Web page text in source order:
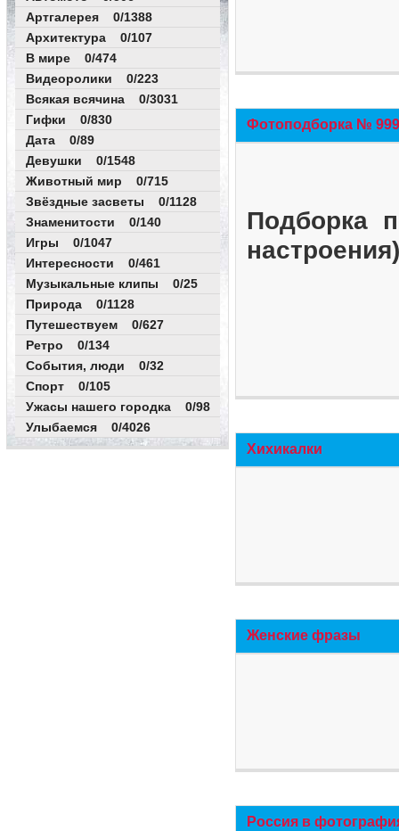
Артгалерея 0/1388
Архитектура 0/107
В мире 0/474
Видеоролики 0/223
Всякая всячина 0/3031
Гифки 0/830
Дата 0/89
Девушки 0/1548
Животный мир 0/715
Звёздные засветы 0/1128
Знаменитости 0/140
Игры 0/1047
Интересности 0/461
Музыкальные клипы 0/25
Природа 0/1128
Путешествуем 0/627
Ретро 0/134
События, люди 0/32
Спорт 0/105
Ужасы нашего городка 0/98
Улыбаемся 0/4026
Фотоподборка №
Подборка
Хихикалки
Женские фразы
Россия в